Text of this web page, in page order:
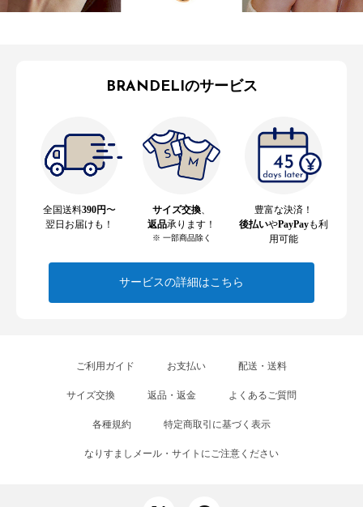
BRANDELIのサービス
全国送料390円〜
翌日お届けも！
サイズ交換
返品承ります！
※ 一部商品除く
豊富な決済！
後払いやPayPayも利
用可能
サービスの詳細はこちら
ご利用ガイド お支払い 配送・送料
サイズ交換 返品・返金 よくあるご質問
各種規約 特定商取引に基づく表示
なりすましメール・サイトにご注意ください